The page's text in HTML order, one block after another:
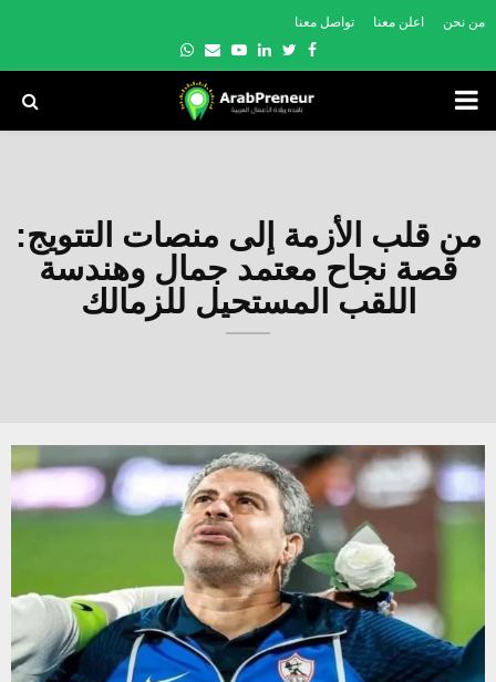
من نحن اعلن معنا تواصل معنا
Facebook
Twitter
Linkedin
Youtube
Email
Whatsapp
PRIMARY
من قلب الأزمة إلى منصات التتويج:
قصة نجاح معتمد جمال وهندسة
اللقب المستحيل للزمالك